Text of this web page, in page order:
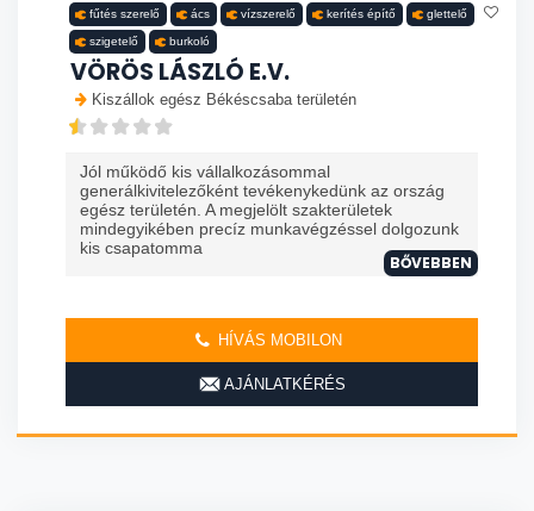
fűtés szerelő ács vízszerelő kerítés építő glettelő
szigetelő burkoló
VÖRÖS LÁSZLÓ E.V.
Kiszállok egész Békéscsaba területén
Jól működő kis vállalkozásommal
generálkivitelezőként tevékenykedünk az ország
egész területén. A megjelölt szakterületek
mindegyikében precíz munkavégzéssel dolgozunk
kis csapatomma
BŐVEBBEN
HÍVÁS MOBILON
AJÁNLATKÉRÉS